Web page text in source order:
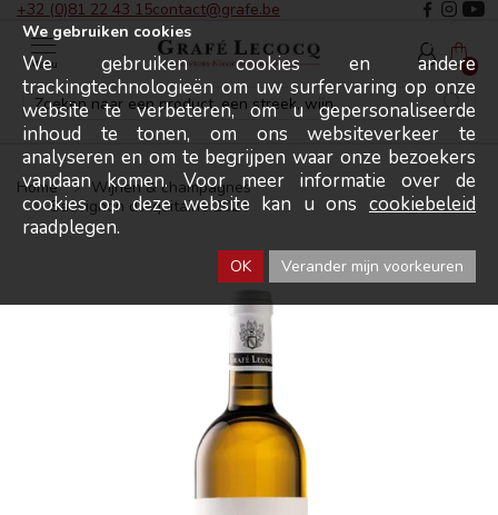
+32 (0)81 22 43 15contact@grafe.be
Menu 0
Home
Wijnen & champagnes
Sauvignon d'Aquitaine 2024
We gebruiken cookies
We gebruiken cookies en andere
trackingtechnologieën om uw surfervaring op onze
website te verbeteren, om u gepersonaliseerde
inhoud te tonen, om ons websiteverkeer te
analyseren en om te begrijpen waar onze bezoekers
vandaan komen. Voor meer informatie over de
cookies op deze website kan u ons cookiebeleid
raadplegen.
OK Verander mijn voorkeuren